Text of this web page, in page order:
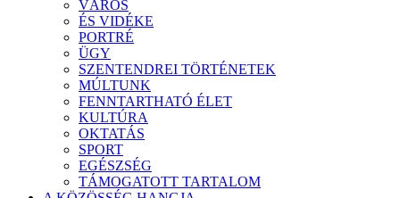
VÁROS
ÉS VIDÉKE
PORTRÉ
ÜGY
SZENTENDREI TÖRTÉNETEK
MÚLTUNK
FENNTARTHATÓ ÉLET
KULTÚRA
OKTATÁS
SPORT
EGÉSZSÉG
TÁMOGATOTT TARTALOM